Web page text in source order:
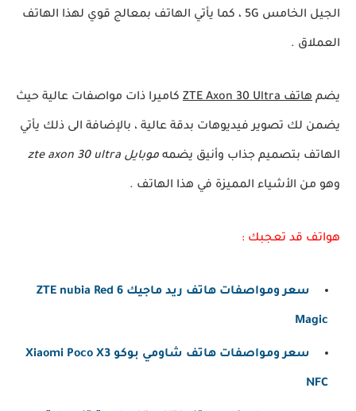
الجيل الخامس 5G ، كما يأتي الهاتف بمعالج قوي لهذا الهاتف
العملاق .
يضم هاتف ZTE Axon 30 Ultra كاميرا ذات مواصفات عالية حيث
يضمن لك تصوير فيديوهات بدقة عالية ، بالإضافة الى ذلك يأتي
الهاتف بتصميم جذاب وأنيق يضمه موبايل zte axon 30 ultra
وهو من الأشياء المميزة في هذا الهاتف .
هواتف قد تعجبك :
سعر ومواصفات هاتف ريد ماجيك 6 ZTE nubia Red
Magic
سعر ومواصفات هاتف شاومي بوكو Xiaomi Poco X3
NFC